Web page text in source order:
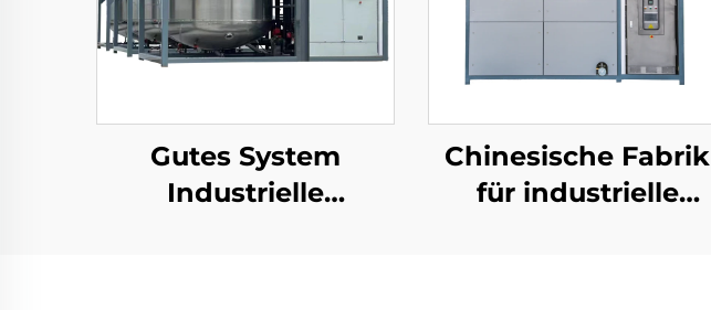
Gutes System
Industrielle
Chinesische Fabrik
für industrielle